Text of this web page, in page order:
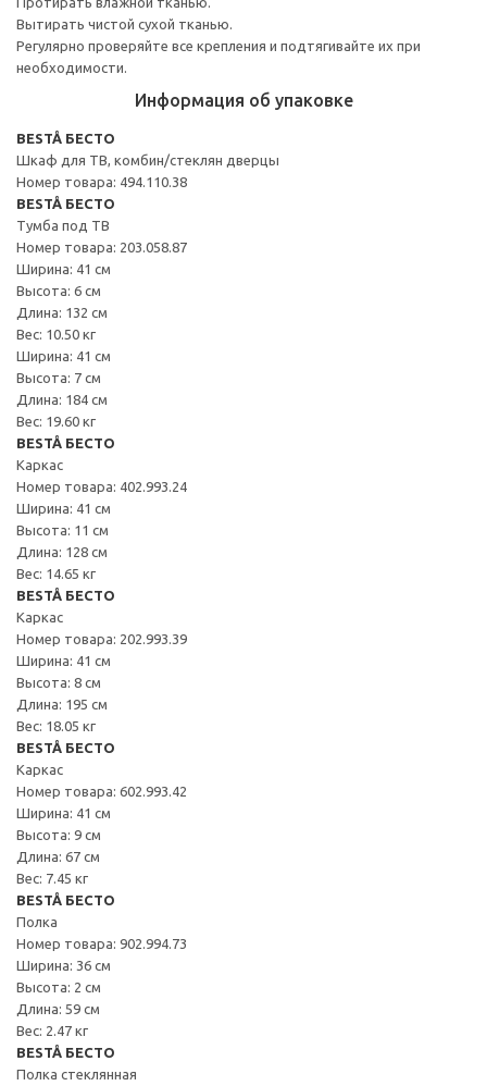
Вытирать чистой сухой тканью.
Регулярно проверяйте все крепления и подтягивайте их при
необходимости.
Информация об упаковке
BESTÅ БЕСТО
Шкаф для ТВ, комбин/стеклян дверцы
Номер товара: 494.110.38
BESTÅ БЕСТО
Тумба под ТВ
Номер товара: 203.058.87
Ширина: 41 см
Высота: 6 см
Длина: 132 см
Вес: 10.50 кг
Ширина: 41 см
Высота: 7 см
Длина: 184 см
Вес: 19.60 кг
BESTÅ БЕСТО
Каркас
Номер товара: 402.993.24
Ширина: 41 см
Высота: 11 см
Длина: 128 см
Вес: 14.65 кг
BESTÅ БЕСТО
Каркас
Номер товара: 202.993.39
Ширина: 41 см
Высота: 8 см
Длина: 195 см
Вес: 18.05 кг
BESTÅ БЕСТО
Каркас
Номер товара: 602.993.42
Ширина: 41 см
Высота: 9 см
Длина: 67 см
Вес: 7.45 кг
BESTÅ БЕСТО
Полка
Номер товара: 902.994.73
Ширина: 36 см
Высота: 2 см
Длина: 59 см
Вес: 2.47 кг
BESTÅ БЕСТО
Полка стеклянная